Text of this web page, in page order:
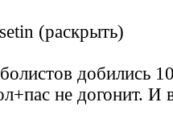
(раскрыть)
добились
не догонит. И